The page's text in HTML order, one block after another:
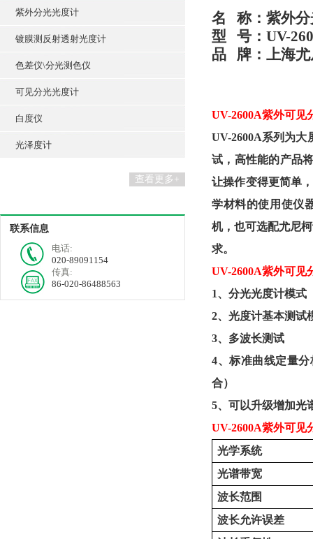
紫外分光光度计
镀膜测反射透射光度计
色差仪\分光测色仪
可见分光光度计
白度仪
光泽度计
查看更多+
联系信息
电话:
020-89091154
传真:
86-020-86488563
名 称： 紫外
型
号： UV-
品
牌： 上海尤
UV-2600A紫外可见
UV-2600A系列为大
试，高性能的产品
让操作变得更简单
学材料的使用使仪
机，也可选配尤尼
求。
UV-2600A紫外可见
1、 分光光度计模式
2、 光度计基本测试
3、 多波长测试
4、标准曲线定量
合）
5、 可以升级增加光
UV-2600A紫外可见
光学系统
光谱带宽
波长范围
波长允许误差